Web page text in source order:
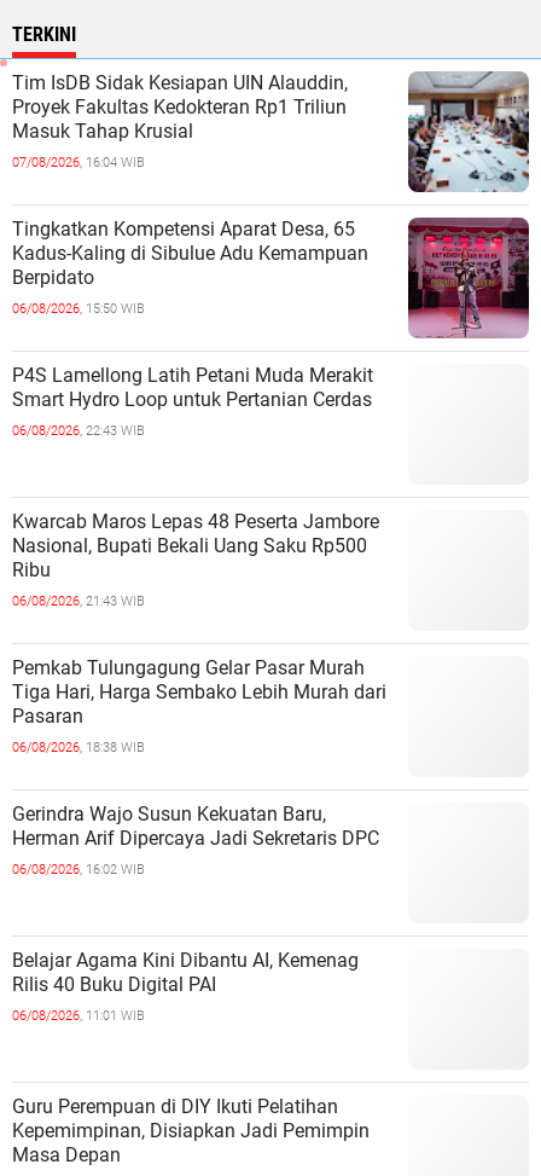
TERKINI
Tim IsDB Sidak Kesiapan UIN Alauddin,
Proyek Fakultas Kedokteran Rp1 Triliun
Masuk Tahap Krusial
07/08/2026, 16:04 WIB
Tingkatkan Kompetensi Aparat Desa, 65
Kadus-Kaling di Sibulue Adu Kemampuan
Berpidato
06/08/2026, 15:50 WIB
P4S Lamellong Latih Petani Muda Merakit
Smart Hydro Loop untuk Pertanian Cerdas
06/08/2026, 22:43 WIB
Kwarcab Maros Lepas 48 Peserta Jambore
Nasional, Bupati Bekali Uang Saku Rp500
Ribu
06/08/2026, 21:43 WIB
Pemkab Tulungagung Gelar Pasar Murah
Tiga Hari, Harga Sembako Lebih Murah dari
Pasaran
06/08/2026, 18:38 WIB
Gerindra Wajo Susun Kekuatan Baru,
Herman Arif Dipercaya Jadi Sekretaris DPC
06/08/2026, 16:02 WIB
Belajar Agama Kini Dibantu AI, Kemenag
Rilis 40 Buku Digital PAI
06/08/2026, 11:01 WIB
Guru Perempuan di DIY Ikuti Pelatihan
Kepemimpinan, Disiapkan Jadi Pemimpin
Masa Depan